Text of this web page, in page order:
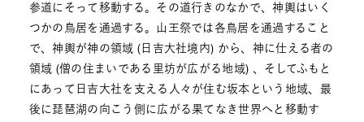
参道にそって移動する。その道行きのなかで、神輿はいく
つかの鳥居を通過する。山王祭では各鳥居を通過すること
で、神輿が神の領域 (日吉大社境内) から、神に仕える者の
領域 (僧の住まいである里坊が広がる地域) 、そしてふもと
にあって日吉大社を支える人々が住む坂本という地域、最
後に琵琶湖の向こう側に広がる果てなき世界へと移動す